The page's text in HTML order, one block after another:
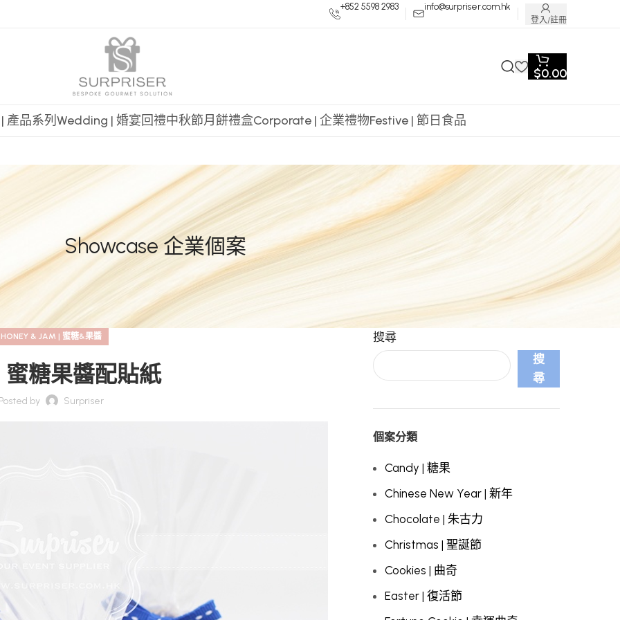
+852 5598 2983 info@surpriser.com.hk
登入/註冊
$0.00
產品系列 Wedding | 婚宴回禮中秋節月餅禮盒Corporate | 企業禮物Festive | 節日食品
Showcase 企業個案
HONEY & JAM | 蜜糖&果醬
糖果醬配貼紙
by Surpriser
搜尋
搜
尋
個案分類
Candy | 糖果
Chinese New Year | 新年
Chocolate | 朱古力
Christmas | 聖誕節
Cookies | 曲奇
Easter | 復活節